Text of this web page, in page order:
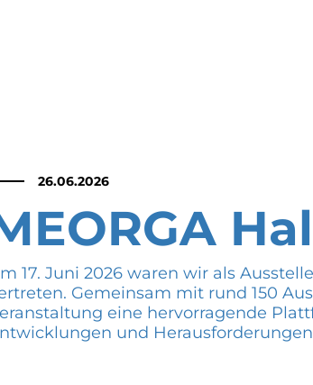
26.06.2026
17. Juni 2026 waren wir als
Gemeinsam mit rund 150
eine hervorragende
und